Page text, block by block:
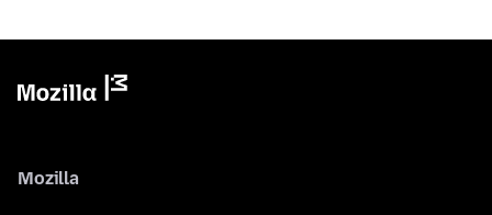
Mozilla